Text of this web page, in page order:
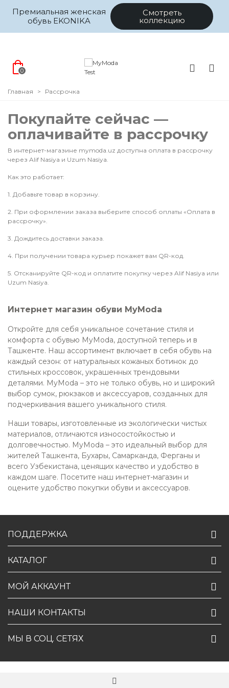
Премиальная женская
обувь EKONIKA
Смотреть
коллекцию
0
Главная > Рассрочка
Покупайте сейчас —
оплачивайте в рассрочку
В интернет-магазине mymoda.uz доступна оплата в рассрочку
через Alif Nasiya и Uzum Nasiya.
Как это работает:
1. Добавьте товар в корзину.
2. При оформлении заказа выберите способ оплаты «Оплата в
рассрочку».
3. Дождитесь доставки заказа.
4. При получении товара курьер покажет вам QR-код.
5. Отсканируйте QR-код и оплатите покупку через Alif Nasiya или
Uzum Nasiya.
Интернет магазин обуви MyModa
Откройте для себя уникальное сочетание стиля и
комфорта с обувью MyModa, доступной теперь и в
Ташкенте. Наш ассортимент включает в себя обувь на
каждый сезон: от натуральных кожаных ботинок до
стильных кроссовок, украшенных трендовыми
деталями. MyModa – это не только обувь, но и широкий
выбор сумок, рюкзаков и аксессуаров, созданных для
подчеркивания вашего уникального стиля.
Наши товары, изготовленные из экологически чистых
материалов, отличаются износостойкостью и
долговечностью. MyModa – это идеальный выбор для
жителей Ташкента, Бухары, Самарканда, Ферганы и
всего Узбекистана, ценящих качество и удобство в
каждом шаге. Посетите наш интернет-магазин и
оцените удобство покупки обуви и аксессуаров.
ПОДДЕРЖКА
КАТАЛОГ
МОЙ АККАУНТ
НАШИ КОНТАКТЫ
МЫ В СОЦ. СЕТЯХ